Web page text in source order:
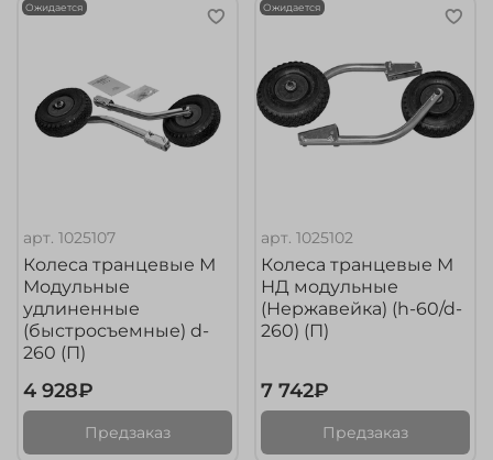
Ожидается
арт.1025107
Колеса транцевые М
Модульные
удлиненные
(быстросъемные) d-
260 (П)
4 928₽
Предзаказ
Ожидается
арт.1025102
Колеса транцевые М
НД модульные
(Нержавейка) (h-60/d-
260) (П)
7 742₽
Предзаказ